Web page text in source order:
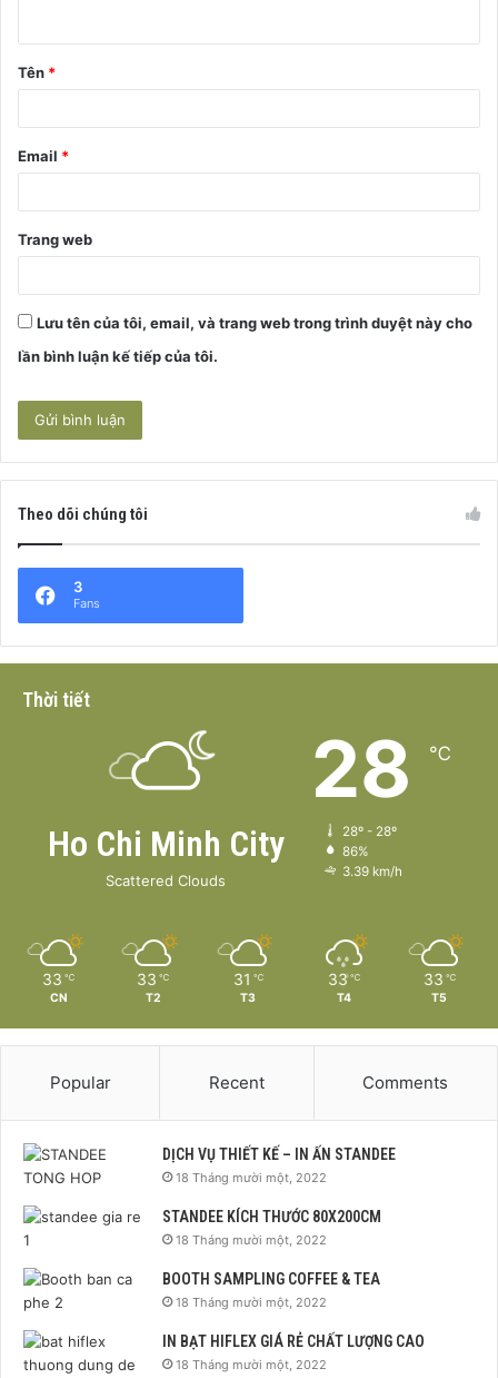
ậ
n
Tên *
Email *
Trang web
Lưu tên của tôi, email, và trang web trong trình duyệt này cho
lần bình luận kế tiếp của tôi.
Theo dõi chúng tôi
3
Fans
Thời tiết
Ho Chi Minh City
Scattered Clouds
28 ℃
28º - 28º
86%
3.39 km/h
33 ℃
CN
33 ℃
T2
31 ℃
T3
33 ℃
T4
33 ℃
T5
Popular Recent Comments
DỊCH VỤ THIẾT KẾ – IN ẤN STANDEE
18 Tháng mười một, 2022
STANDEE KÍCH THƯỚC 80X200CM
18 Tháng mười một, 2022
BOOTH SAMPLING COFFEE & TEA
18 Tháng mười một, 2022
IN BẠT HIFLEX GIÁ RẺ CHẤT LƯỢNG CAO
18 Tháng mười một, 2022